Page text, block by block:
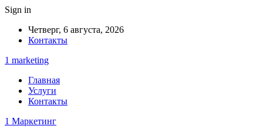
Sign in
Четверг, 6 августа, 2026
Контакты
1 marketing
Главная
Услуги
Контакты
1 Маркетинг